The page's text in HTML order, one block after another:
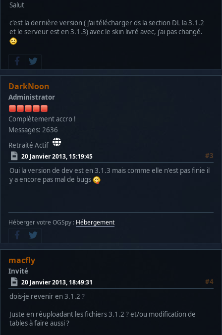
Salut
c'est la dernière version ( j'ai télécharger ds la section DL la 3.1.2
et le serveur est en 3.1.3) avec le skin livré avec, j'ai pas changé.
DarkNoon
Administrator
Complètement accro !
Messages: 2636
Retraité Actif
20 Janvier 2013, 15:19:45
#3
Oui la version de dev est en 3.1.3 mais comme elle n'est pas finie il
y a encore pas mal de bugs
Héberger votre OGSpy : Hébergement
macfly
Invité
20 Janvier 2013, 18:49:31
#4
dois-je revenir en 3.1.2 ?
Juste en réuploadant les fichiers 3.1.2 ? et/ou modification de
tables à faire aussi ?